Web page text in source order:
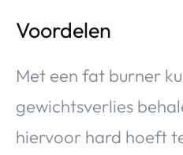
Voordelen
Met een fat burner
gewichtsverlies
hiervoor hard hoeft